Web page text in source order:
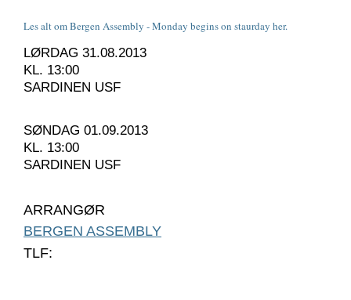
Les alt om Bergen Assembly - Monday begins on staurday her.
LØRDAG 31.08.2013
KL. 13:00
SARDINEN USF
SØNDAG 01.09.2013
KL. 13:00
SARDINEN USF
ARRANGØR
BERGEN ASSEMBLY
TLF: